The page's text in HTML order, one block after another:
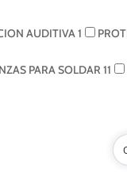
AUDITIVA1
PARA SOLDAR 11